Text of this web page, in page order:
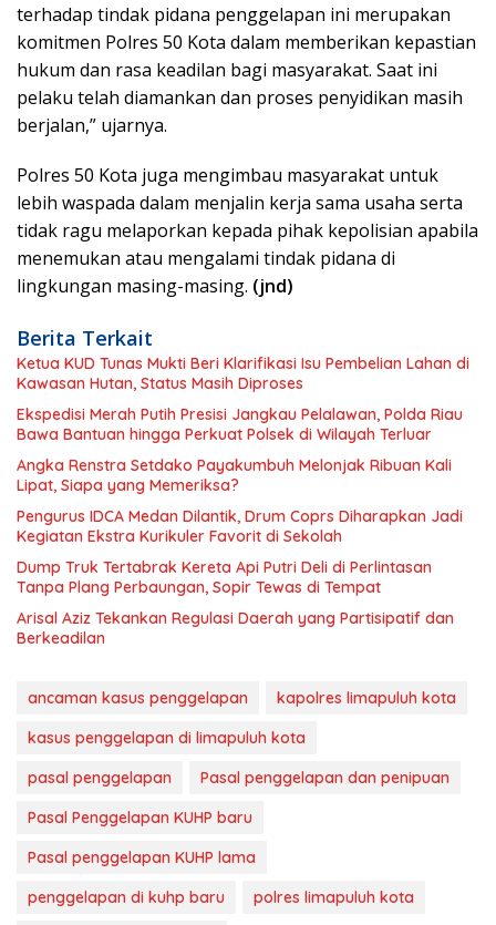
terhadap tindak pidana penggelapan ini merupakan
komitmen Polres 50 Kota dalam memberikan kepastian
hukum dan rasa keadilan bagi masyarakat. Saat ini
pelaku telah diamankan dan proses penyidikan masih
berjalan,” ujarnya.
Polres 50 Kota juga mengimbau masyarakat untuk
lebih waspada dalam menjalin kerja sama usaha serta
tidak ragu melaporkan kepada pihak kepolisian apabila
menemukan atau mengalami tindak pidana di
lingkungan masing-masing. (jnd)
Berita Terkait
Ketua KUD Tunas Mukti Beri Klarifikasi Isu Pembelian Lahan di
Kawasan Hutan, Status Masih Diproses
Ekspedisi Merah Putih Presisi Jangkau Pelalawan, Polda Riau
Bawa Bantuan hingga Perkuat Polsek di Wilayah Terluar
Angka Renstra Setdako Payakumbuh Melonjak Ribuan Kali
Lipat, Siapa yang Memeriksa?
Pengurus IDCA Medan Dilantik, Drum Coprs Diharapkan Jadi
Kegiatan Ekstra Kurikuler Favorit di Sekolah
Dump Truk Tertabrak Kereta Api Putri Deli di Perlintasan
Tanpa Plang Perbaungan, Sopir Tewas di Tempat
Arisal Aziz Tekankan Regulasi Daerah yang Partisipatif dan
Berkeadilan
ancaman kasus penggelapan
kapolres limapuluh kota
kasus penggelapan di limapuluh kota
pasal penggelapan
Pasal penggelapan dan penipuan
Pasal Penggelapan KUHP baru
Pasal penggelapan KUHP lama
penggelapan di kuhp baru
polres limapuluh kota